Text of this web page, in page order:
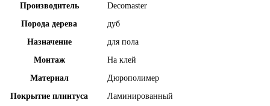
Производитель
Decomaster
Порода дерева
дуб
Назначение
для пола
Монтаж
На клей
Материал
Дюрополимер
Покрытие плинтуса
Ламинированный